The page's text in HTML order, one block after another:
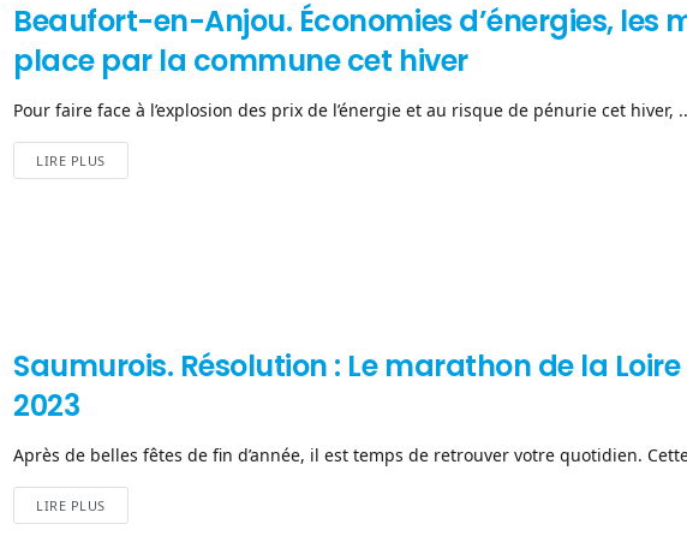
Beaufort-en-Anjou. Économies d’énergies, les
place par la commune cet hiver
Pour faire face à l’explosion des prix de l’énergie et au risque de pénurie cet hiver,
LIRE PLUS
Saumurois. Résolution : Le marathon de la
2023
Après de belles fêtes de fin d’année, il est temps de retrouver votre quotidien.
LIRE PLUS